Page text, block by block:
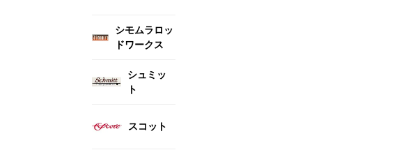
シモムラロッ
ドワークス
シュミッ
ト
スコット